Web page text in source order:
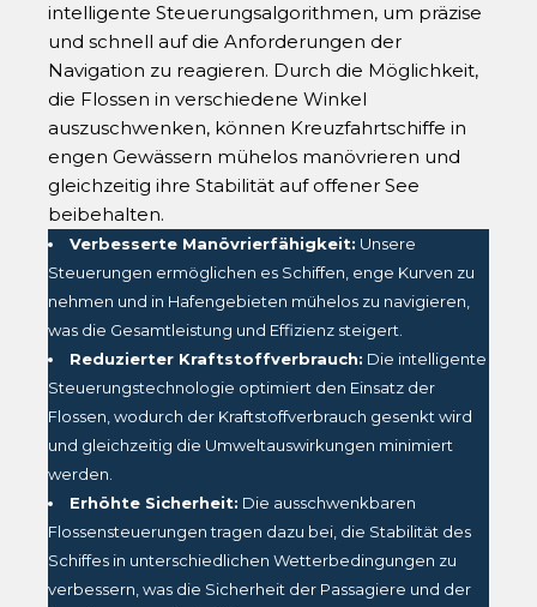
intelligente Steuerungsalgorithmen, um präzise
und schnell auf die Anforderungen der
Navigation zu reagieren. Durch die Möglichkeit,
die Flossen in verschiedene Winkel
auszuschwenken, können Kreuzfahrtschiffe in
engen Gewässern mühelos manövrieren und
gleichzeitig ihre Stabilität auf offener See
beibehalten.
Verbesserte Manövrierfähigkeit: Unsere
Steuerungen ermöglichen es Schiffen, enge Kurven zu
nehmen und in Hafengebieten mühelos zu navigieren,
was die Gesamtleistung und Effizienz steigert.
Reduzierter Kraftstoffverbrauch: Die intelligente
Steuerungstechnologie optimiert den Einsatz der
Flossen, wodurch der Kraftstoffverbrauch gesenkt wird
und gleichzeitig die Umweltauswirkungen minimiert
werden.
Erhöhte Sicherheit: Die ausschwenkbaren
Flossensteuerungen tragen dazu bei, die Stabilität des
Schiffes in unterschiedlichen Wetterbedingungen zu
verbessern, was die Sicherheit der Passagiere und der